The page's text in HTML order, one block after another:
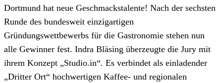
Dortmund hat neue Geschmackstalente! Nach der sechsten
Runde des bundesweit einzigartigen
Gründungswettbewerbs für die Gastronomie stehen nun
alle Gewinner fest. Indra Bläsing überzeugte die Jury mit
ihrem Konzept „Studio.in“. Es verbindet als einladender
„Dritter Ort“ hochwertigen Kaffee- und regionalen